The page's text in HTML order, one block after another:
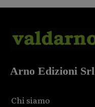
Arno Edizioni Srl
Chi siamo